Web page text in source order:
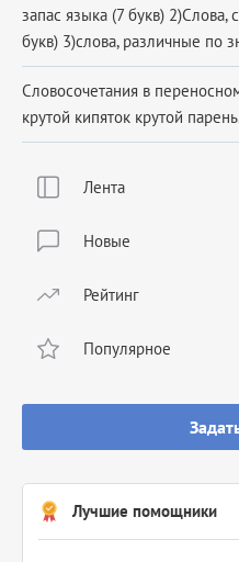
Лента
Новые
Рейтинг
Популярное
Лучшие помощники
запас языка (7 букв)
букв) 3)слова, различные по
Словосочетания в
крутой кипяток крутой